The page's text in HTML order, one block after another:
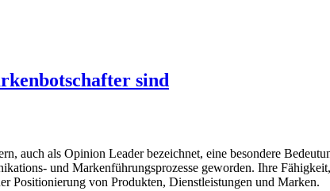
sind
auch als Opinion Leader bezeichnet, eine besondere
und Markenführungsprozesse geworden. Ihre
Positionierung von Produkten, Dienstleistungen und Marken.